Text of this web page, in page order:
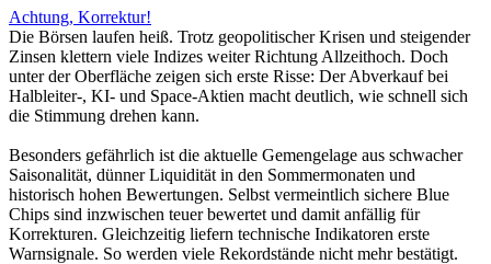
Achtung, Korrektur!
Die Börsen laufen heiß. Trotz geopolitischer Krisen und steigender
Zinsen klettern viele Indizes weiter Richtung Allzeithoch. Doch
unter der Oberfläche zeigen sich erste Risse: Der Abverkauf bei
Halbleiter-, KI- und Space-Aktien macht deutlich, wie schnell sich
die Stimmung drehen kann.
Besonders gefährlich ist die aktuelle Gemengelage aus schwacher
Saisonalität, dünner Liquidität in den Sommermonaten und
historisch hohen Bewertungen. Selbst vermeintlich sichere Blue
Chips sind inzwischen teuer bewertet und damit anfällig für
Korrekturen. Gleichzeitig liefern technische Indikatoren erste
Warnsignale. So werden viele Rekordstände nicht mehr bestätigt.